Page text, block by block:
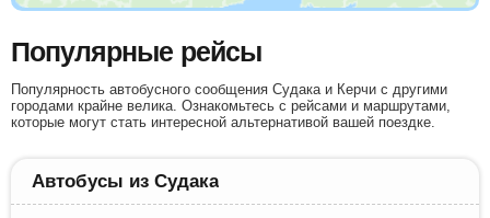
Популярные рейсы
Популярность автобусного сообщения Судака и Керчи с другими
городами крайне велика. Ознакомьтесь с рейсами и маршрутами,
которые могут стать интересной альтернативой вашей поездке.
Автобусы из Судака